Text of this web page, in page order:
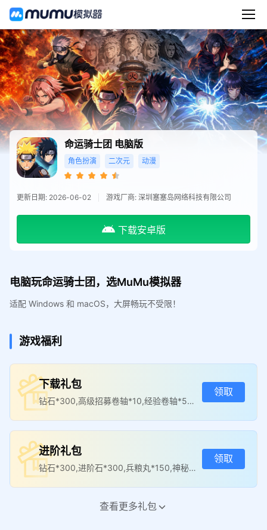
命运骑士团 电脑版
角色扮演 二次元 动漫
更新日期: 2026-06-02 游戏厂商: 深圳塞塞岛网络科技有限公司​
下载安卓版
电脑玩命运骑士团，选MuMu模拟器
适配 Windows 和 macOS，大屏畅玩不受限！
游戏福利
下载礼包
钻石*300,高级招募卷轴*10,经验卷轴*5W,
每日幸运礼包*1
领取
进阶礼包
钻石*300,进阶石*300,兵粮丸*150,神秘精
华*30
领取
查看更多礼包